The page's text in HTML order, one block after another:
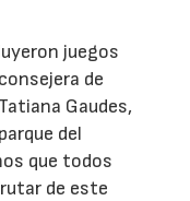
juegos
de
Gaudes,
del
que todos
de este